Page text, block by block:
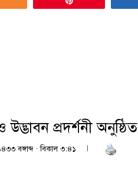
প্রদর্শনী অনুষ্ঠিত
বঙ্গাব্দ · বিকাল ৩:৪১